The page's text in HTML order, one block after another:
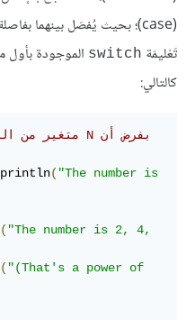
تَعْليمَة switch الموجودة بأول
كالتالي:
println( "The number is
( "The number is 2, 4,
( "(That's a power of